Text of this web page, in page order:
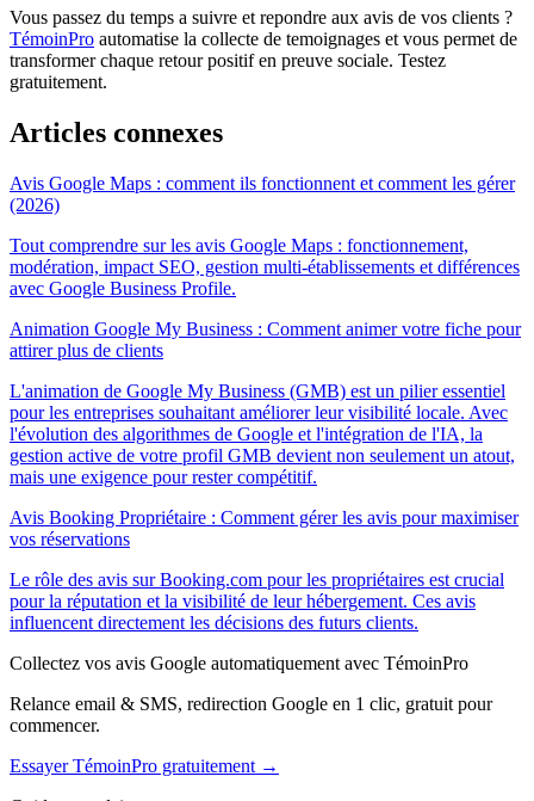
Vous passez du temps a suivre et repondre aux avis de vos clients ?
TémoinPro automatise la collecte de temoignages et vous permet de
transformer chaque retour positif en preuve sociale. Testez
gratuitement.
Articles connexes
Avis Google Maps : comment ils fonctionnent et comment les gérer
(2026)
Tout comprendre sur les avis Google Maps : fonctionnement,
modération, impact SEO, gestion multi-établissements et différences
avec Google Business Profile.
Animation Google My Business : Comment animer votre fiche pour
attirer plus de clients
L'animation de Google My Business (GMB) est un pilier essentiel
pour les entreprises souhaitant améliorer leur visibilité locale. Avec
l'évolution des algorithmes de Google et l'intégration de l'IA, la
gestion active de votre profil GMB devient non seulement un atout,
mais une exigence pour rester compétitif.
Avis Booking Propriétaire : Comment gérer les avis pour maximiser
vos réservations
Le rôle des avis sur Booking.com pour les propriétaires est crucial
pour la réputation et la visibilité de leur hébergement. Ces avis
influencent directement les décisions des futurs clients.
Collectez vos avis Google automatiquement avec TémoinPro
Relance email & SMS, redirection Google en 1 clic, gratuit pour
commencer.
Essayer TémoinPro gratuitement →